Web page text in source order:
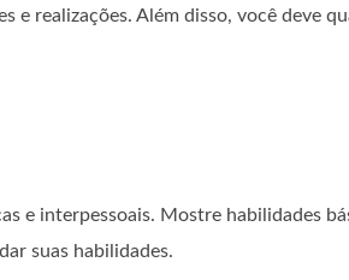
e realizações. Além disso, você deve
e interpessoais. Mostre habilidades
suas habilidades.